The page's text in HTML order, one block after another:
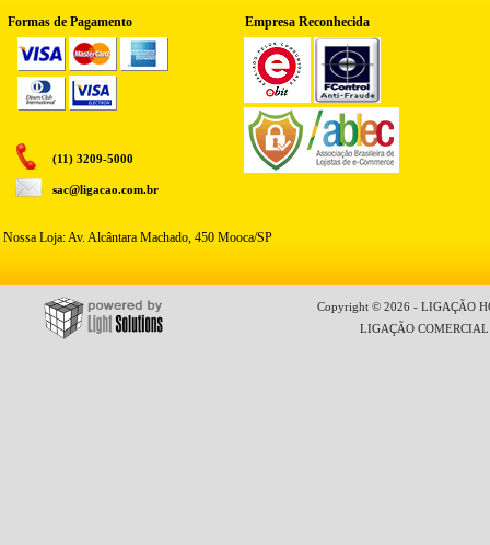
Formas de Pagamento Empresa Reconhecida
(11) 3209-5000
sac@ligacao.com.br
Nossa Loja: Av. Alcântara Machado, 450 Mooca/SP
Copyright © 2026 - LIGAÇÃO
LIGAÇÃO